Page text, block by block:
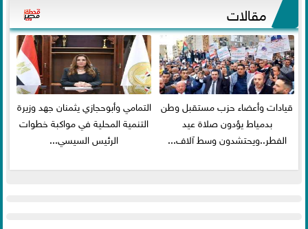
مقالات
قيادات وأعضاء حزب مستقبل وطن
بدمياط يؤدون صلاة عيد
الفطر..ويحتشدون وسط آلاف...
التمامي وأبوحجازي يثمنان جهد وزيرة
التنمية المحلية في مواكبة خطوات
الرئيس السيسي...